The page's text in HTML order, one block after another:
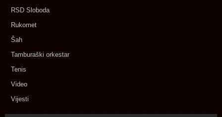
RSD Sloboda
Rukomet
Šah
Tamburaški orkestar
Tenis
Video
Vijesti